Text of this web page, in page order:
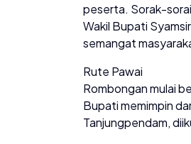
peserta. Sorak-
Wakil Bupati
semangat
Rute Pawai
Rombongan mulai
Bupati memimpin
Tanjungpendam,